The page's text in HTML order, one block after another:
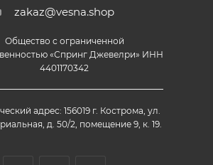
zakaz@vesna.shop
Общество с ограниченной
«Спринг Джевелри» ИНН
4401170342
адрес: 156019 г. Кострома, ул.
д. 50/2, помещение 9, к. 19.